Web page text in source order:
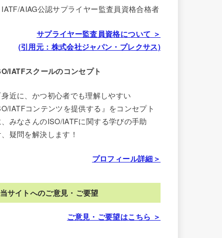
IATF/AIAG公認サプライヤー監査員資格合格者
サプライヤー監査員資格について ＞
(引用元：株式会社ジャパン・プレクサス)
IATFスクールのコンセプト
身近に、かつ初心者でも理解しやすい
IATFコンテンツを提供する』をコンセプト
、みなさんのISO/IATFに関する学びの手助
、疑問を解決します！
プロフィール詳細＞
当サイトへのご意見・ご要望
ご意見・ご要望はこちら ＞